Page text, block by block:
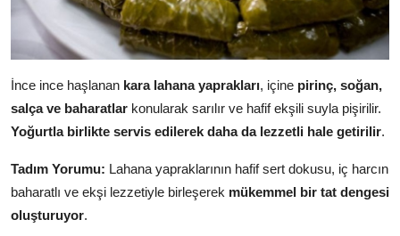
İnce ince haşlanan kara lahana yaprakları, içine pirinç, soğan,
salça ve baharatlar konularak sarılır ve hafif ekşili suyla pişirilir.
Yoğurtla birlikte servis edilerek daha da lezzetli hale getirilir.
Tadım Yorumu: Lahana yapraklarının hafif sert dokusu, iç harcın
baharatlı ve ekşi lezzetiyle birleşerek mükemmel bir tat dengesi
oluşturuyor.